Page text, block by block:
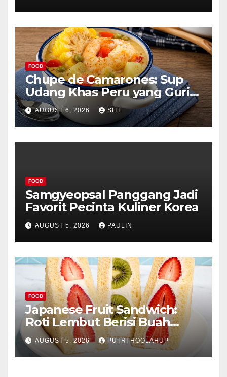
FOOD
Chupe de Camarones: Sup
Udang Khas Peru yang Gurih
Lezat
AUGUST 6, 2026 SITI
FOOD
Samgyeopsal Panggang Jadi
Favorit Pecinta Kuliner Korea
AUGUST 5, 2026 PAULIN
FOOD
Japanese Fruit Sandwich:
Roti Lembut Berisi Buah
Segar yang Memikat Selera
AUGUST 5, 2026 PUTRI HOOLAHUP